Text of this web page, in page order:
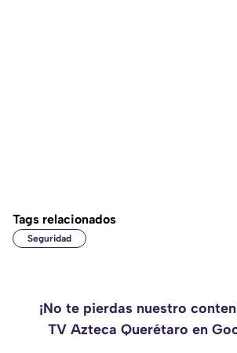
Tags relacionados
Seguridad
¡No te pierdas nuestro
TV Azteca Querétaro en